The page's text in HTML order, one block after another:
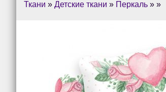
Ткани » Детские ткани » Перкаль » »